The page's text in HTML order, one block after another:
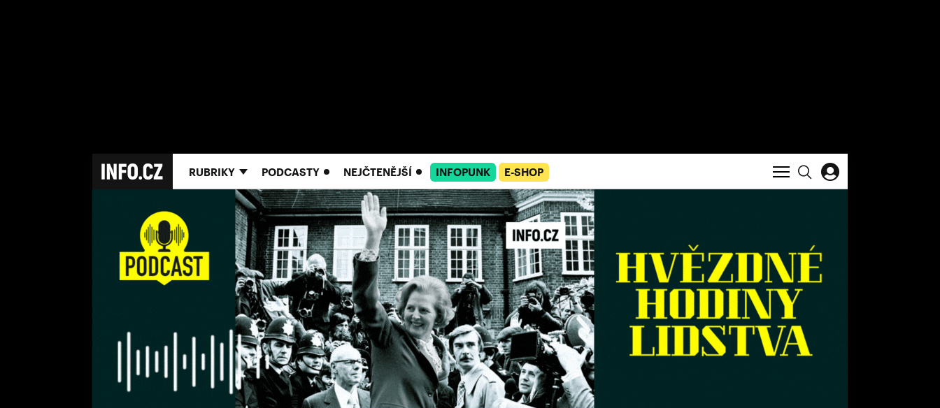
RUBRIKY PODCASTY NEJČTENĚJŠÍ INFOPUNK E-SHOP